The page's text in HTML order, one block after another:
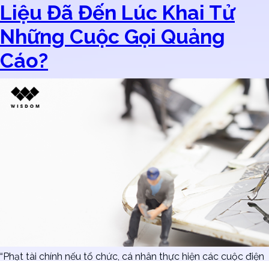
Liệu Đã Đến Lúc Khai Tử
Những Cuộc Gọi Quảng
Cáo?
“Phạt tài chính nếu tổ chức, cá nhân thực hiện các cuộc điện